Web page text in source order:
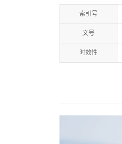
索引号
文号
时效性